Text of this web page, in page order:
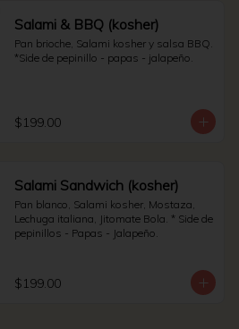
Salami & BBQ (kosher)
Pan brioche, Salami kosher y salsa BBQ.
*Side de pepinillo - papas - jalapeño.
$199.00
Salami Sandwich (kosher)
Pan blanco, Salami kosher, Mostaza,
Lechuga italiana, Jitomate Bola. * Side de
pepinillos - Papas - Jalapeño.
$199.00